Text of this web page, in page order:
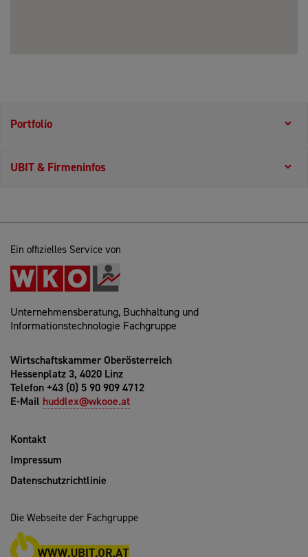
Portfolio
UBIT & Firmeninfos
Ein offizielles Service von
Unternehmensberatung, Buchhaltung und
Informationstechnologie Fachgruppe
Wirtschaftskammer Oberösterreich
Hessenplatz 3, 4020 Linz
Telefon +43 (0) 5 90 909 4712
E-Mail huddlex@wkooe.at
Kontakt
Impressum
Datenschutzrichtlinie
Die Webseite der Fachgruppe